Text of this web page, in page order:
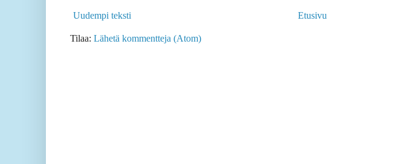
Uudempi teksti Etusivu
Tilaa: Lähetä kommentteja (Atom)